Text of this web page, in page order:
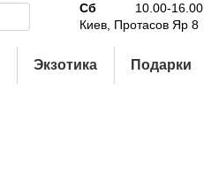
Сб
10.00-16.00
Киев, Протасов Яр 8
Экзотика Подарки